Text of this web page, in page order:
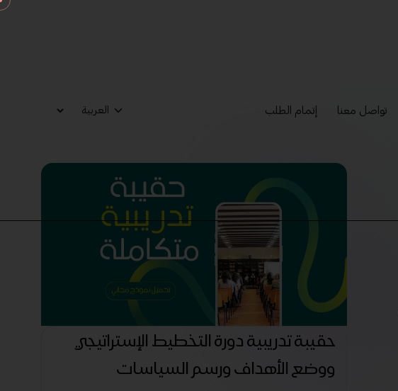
تواصل معنا إتمام الطلب
حقيبة تدريبية دورة التخطيط الإستراتيجي
ووضع الأهداف ورسم السياسات